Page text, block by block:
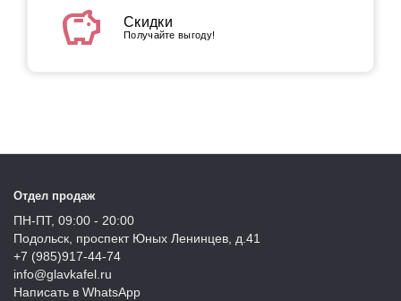
savings Скидки
Получайте выгоду!
Отдел продаж
ПН-ПТ, 09:00 - 20:00
Подольск, проспект Юных Ленинцев, д.41
+7 (985)917-44-74
info@glavkafel.ru
Написать в WhatsApp